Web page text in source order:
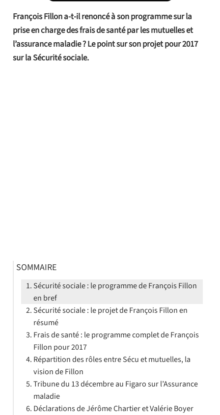
François Fillon a-t-il renoncé à son programme sur la
prise en charge des frais de santé par les mutuelles et
l’assurance maladie ? Le point sur son projet pour 2017
sur la Sécurité sociale.
SOMMAIRE
Sécurité sociale : le programme de François Fillon
en bref
Sécurité sociale : le projet de François Fillon en
résumé
Frais de santé : le programme complet de François
Fillon pour 2017
Répartition des rôles entre Sécu et mutuelles, la
vision de Fillon
Tribune du 13 décembre au Figaro sur l’Assurance
maladie
Déclarations de Jérôme Chartier et Valérie Boyer